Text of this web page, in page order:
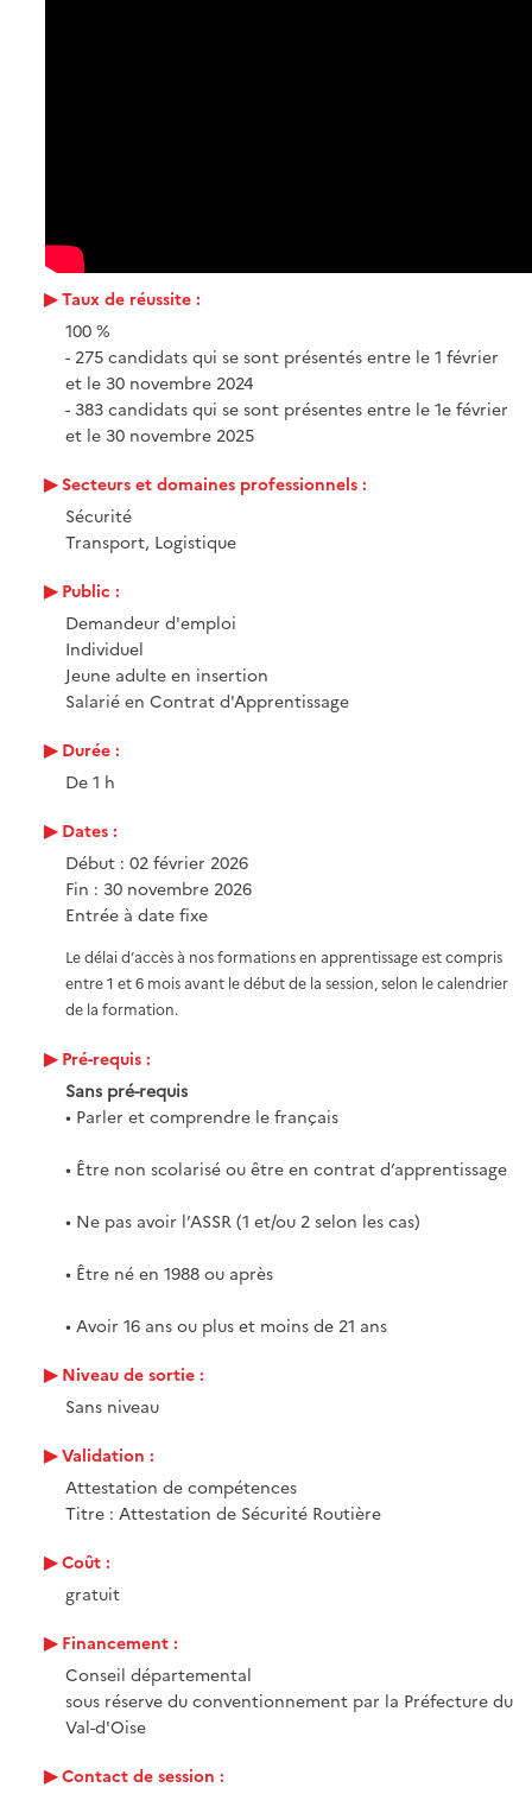
Taux de réussite :
100 %
- 275 candidats qui se sont présentés entre le 1 février
et le 30 novembre 2024
- 383 candidats qui se sont présentes entre le 1e février
et le 30 novembre 2025
Secteurs et domaines professionnels :
Sécurité
Transport, Logistique
Public :
Demandeur d'emploi
Individuel
Jeune adulte en insertion
Salarié en Contrat d'Apprentissage
Durée :
De 1 h
Dates :
Début : 02 février 2026
Fin : 30 novembre 2026
Entrée à date fixe
Le délai d’accès à nos formations en apprentissage est compris
entre 1 et 6 mois avant le début de la session, selon le calendrier
de la formation.
Pré-requis :
Sans pré-requis
• Parler et comprendre le français
• Être non scolarisé ou être en contrat d’apprentissage
• Ne pas avoir l’ASSR (1 et/ou 2 selon les cas)
• Être né en 1988 ou après
• Avoir 16 ans ou plus et moins de 21 ans
Niveau de sortie :
Sans niveau
Validation :
Attestation de compétences
Titre : Attestation de Sécurité Routière
Coût :
gratuit
Financement :
Conseil départemental
sous réserve du conventionnement par la Préfecture du
Val-d'Oise
Contact de session :